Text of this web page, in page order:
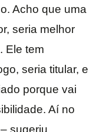
Acho que uma
seria melhor
Ele tem
seria titular, e
porque vai
Aí no